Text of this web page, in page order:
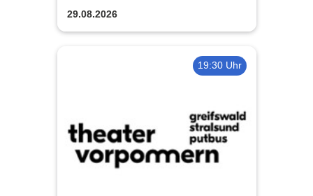
Stralsund
29.08.2026
19:30 Uhr